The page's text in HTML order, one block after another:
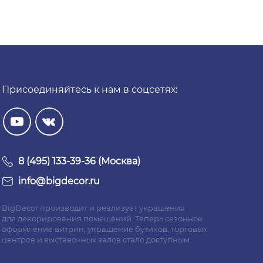
Присоединяйтесь к нам в соцсетях:
8 (495) 133-39-36 (Москва)
info@bigdecor.ru
BigDecor производит и реализует украшения
для декорирования помещений. Теперь сезонное
оформление витрин, украшение бутиков, торговых
центров и выставочных залов стало доступным.